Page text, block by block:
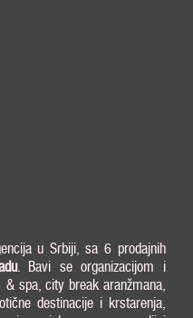
u Srbiji, sa 6 prodajnih
. Bavi se organizacijom i
spa, city break aranžmana,
destinacije i krstarenja,